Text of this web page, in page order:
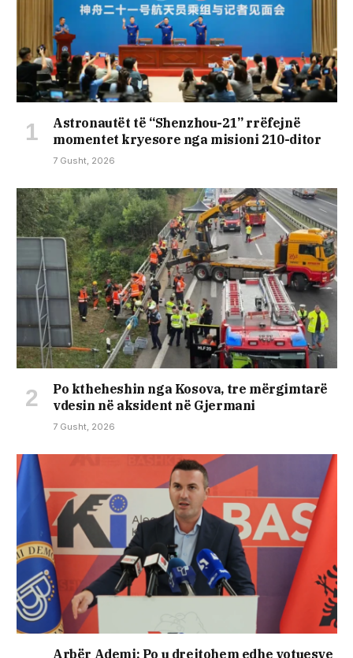
Astronautët të “Shenzhou-21” rrëfejnë
momentet kryesore nga misioni 210-ditor
7 Gusht, 2026
Po ktheheshin nga Kosova, tre mërgimtarë
vdesin në aksident në Gjermani
7 Gusht, 2026
Arbër Ademi: Po u drejtohem edhe votuesve